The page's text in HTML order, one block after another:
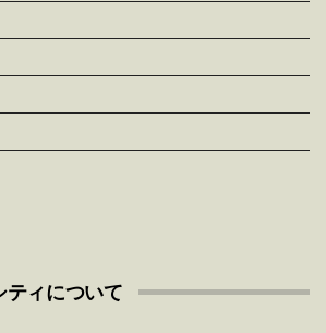
ティについて